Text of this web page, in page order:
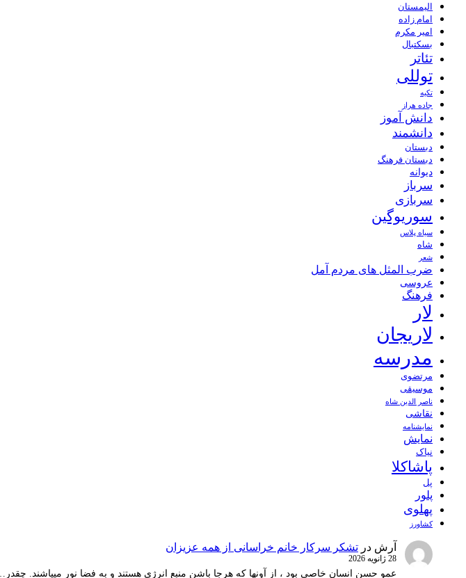
الیمستان
امام زاده
امیر مکرم
بسکتبال
تئاتر
توللی
تکیه
جاده هراز
دانش آموز
دانشمند
دبستان
دبستان فرهنگ
دیوانه
سرباز
سربازی
سوریوگین
سیاه پلاس
شاه
شعر
ضرب المثل های مردم آمل
عروسی
فرهنگ
لار
لاریجان
مدرسه
مرتضوی
موسیقی
ناصر الدین شاه
نقاشی
نمايشنامه
نمایش
نیاک
پاشاکلا
پل
پلور
پهلوی
کشاورز
آرش در تشکر سرکار خانم خراسانی از همه عزیزان
28 ژانویه 2026
عمو حسن انسان خاصی بود ، از آونها که هرجا باشن منبع انرژِی هستند و به فضا نور میپاشند. چقدر…